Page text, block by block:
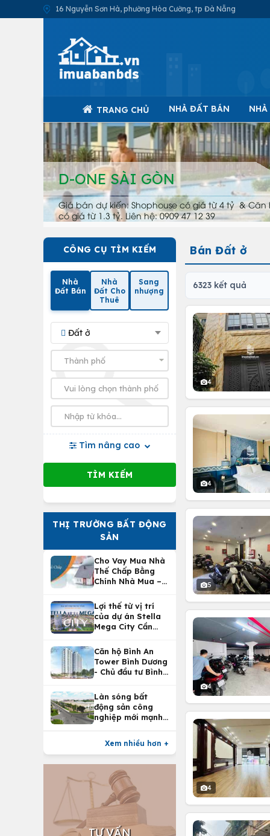
16 Nguyễn Sơn Hà, phường Hòa Cường, tp Đà Nẵng
TRANG CHỦ NHÀ ĐẤT BÁN
D-ONE SÀI GÒN
Giá bán dự kiến: Shophouse có giá từ 4 tỷ & Căn
có giá từ 1.3 tỷ. Liên hệ: 0909 47 12 39
CÔNG CỤ TÌM KIẾM
Nhà
Đất Bán
Nhà
Đất Cho
Thuê
Sang
nhượng
Đất ở
Tìm nâng cao
THỊ TRƯỜNG BẤT ĐỘNG
SẢN
Cho Vay Mua Nhà
Thế Chấp Bằng
Chính Nhà Mua –
Nhà Tại
Vietcombank
Lợi thế từ vị trí
của dự án Stella
Mega City Cần
Căn hộ Bình An
Tower Bình Dương
- Chủ đầu tư Bình
Làn sóng bất
động sản công
nghiệp mới mạnh
Xem nhiều hơn +
TƯ VẤN
Bán Đất ở
6323 kết quả
4
4
5
4
4